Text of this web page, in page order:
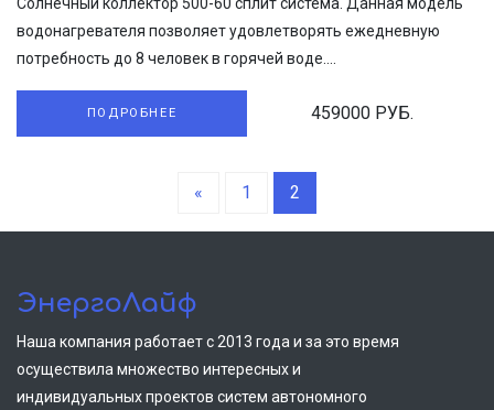
водонагревателя позволяет удовлетворять ежедневную
потребность до 8 человек в горячей воде....
ПОДРОБНЕЕ 459000 РУБ.
« 1 2
ЭнергоЛайф
Наша компания работает с 2013 года и за это время
осуществила множество интересных и
индивидуальных проектов систем автономного